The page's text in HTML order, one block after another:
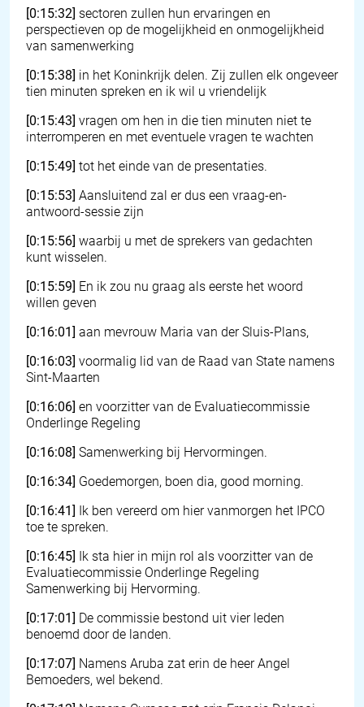
[0:15:32] sectoren zullen hun ervaringen en
perspectieven op de mogelijkheid en onmogelijkheid
van samenwerking
[0:15:38] in het Koninkrijk delen. Zij zullen elk ongeveer
tien minuten spreken en ik wil u vriendelijk
[0:15:43] vragen om hen in die tien minuten niet te
interromperen en met eventuele vragen te wachten
[0:15:49] tot het einde van de presentaties.
[0:15:53] Aansluitend zal er dus een vraag-en-
antwoord-sessie zijn
[0:15:56] waarbij u met de sprekers van gedachten
kunt wisselen.
[0:15:59] En ik zou nu graag als eerste het woord
willen geven
[0:16:01] aan mevrouw Maria van der Sluis-Plans,
[0:16:03] voormalig lid van de Raad van State namens
Sint-Maarten
[0:16:06] en voorzitter van de Evaluatiecommissie
Onderlinge Regeling
[0:16:08] Samenwerking bij Hervormingen.
[0:16:34] Goedemorgen, boen dia, good morning.
[0:16:41] Ik ben vereerd om hier vanmorgen het IPCO
toe te spreken.
[0:16:45] Ik sta hier in mijn rol als voorzitter van de
Evaluatiecommissie Onderlinge Regeling
Samenwerking bij Hervorming.
[0:17:01] De commissie bestond uit vier leden
benoemd door de landen.
[0:17:07] Namens Aruba zat erin de heer Angel
Bemoeders, wel bekend.